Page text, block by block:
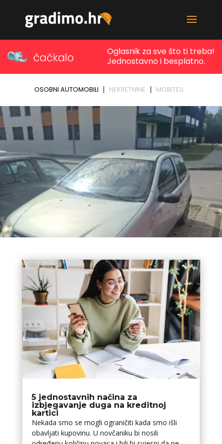
5 jednostavnih načina za
izbjegavanje duga na kreditnoj
kartici
Nekada smo se mogli ograničiti kada smo išli
obavljati kupovinu. U novčaniku bi nosili